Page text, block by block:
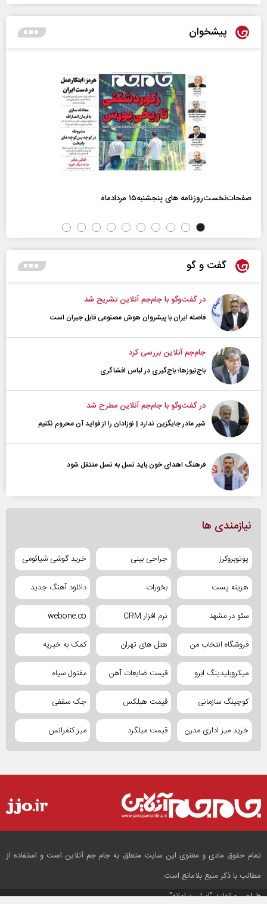
پیشخوان
صفحات‌نخست‌روزنامه ها‌ی پنجشنبه‌۱۵ مردادماه
گفت و گو
در گفت‌و‌گو با جام‌جم آنلاین تشریح شد
فاصله ایران با پیشرو‌ان هوش مصنوعی قابل جبران است
جام‌جم آنلاین بررسی کرد
باج‌نیوزها؛ باج‌گیری در لباس افشاگری
در گفت‌و‌گو با جام‌جم آنلاین مطرح شد
شیر مادر جایگزین ندارد | نوزادان را از فواید آن محروم نکنیم
فرهنگ اهدای خون باید نسل به نسل منتقل شود
نیازمندی ها
یوتوبروکرز جراحی بینی خرید گوشی شیائومی
هزینه پست بخورات دانلود آهنگ جدید
سئو در مشهد نرم افزار CRM webone.co
فروشگاه انتخاب من هتل های تهران کمک به خیریه
میکروبلیدینگ ابرو قیمت ضایعات آهن مفتول سیاه
کوچینگ سازمانی قیمت هبلکس جک سقفی
خرید میز اداری مدرن قیمت میلگرد میز کنفرانس
تمام حقوق مادی و معنوی این سایت متعلق به جام جم آنلاین است و استفاده از
مطالب با ذکر منبع بلامانع است.
طراحی و تولید"ایران سامانه"